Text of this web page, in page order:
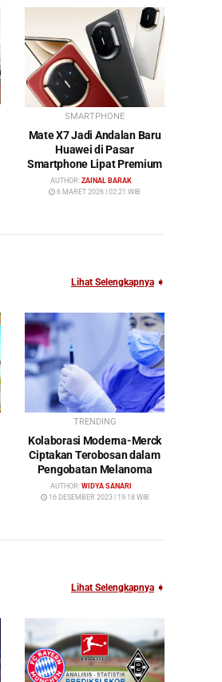
SMARTPHONE
Mate X7 Jadi Andalan Baru
Huawei di Pasar
Smartphone Lipat Premium
AUTHOR: ZAINAL BARAK
6 MARET 2026 | 02:21 WIB
Lihat Selengkapnya ➧
TRENDING
Kolaborasi Moderna-Merck
Ciptakan Terobosan dalam
Pengobatan Melanoma
AUTHOR: WIDYA SANARI
16 DESEMBER 2023 | 19:18 WIB
Lihat Selengkapnya ➧